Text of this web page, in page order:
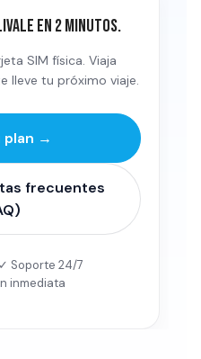
en 2 minutos.
SIM física. Viaja
lleve tu próximo viaje.
plan →
frecuentes
✓ Soporte 24/7
inmediata